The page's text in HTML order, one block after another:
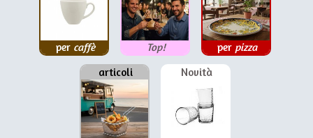
per caffè Top! per pizza
articoli
Novità